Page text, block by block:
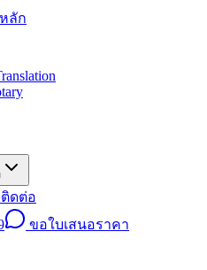
ลัก
ติดต่อ
ขอใบเสนอราคา